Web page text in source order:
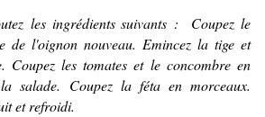
les ingrédients suivants : Coupez le
de l'oignon nouveau. Emincez la tige et
Coupez les tomates et le concombre en
salade. Coupez la féta en morceaux.
et refroidi.